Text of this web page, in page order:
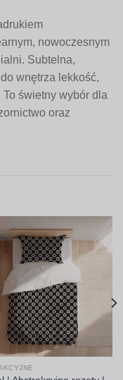
nowoczesnym
Subtelna,
wnętrza lekkość,
świetny wybór dla
oraz